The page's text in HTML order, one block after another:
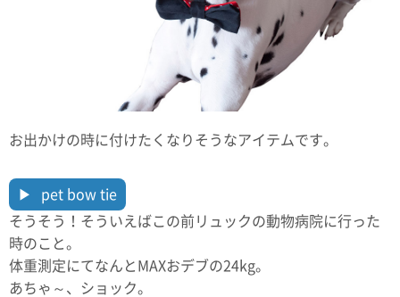
お出かけの時に付けたくなりそうなアイテムです。
pet bow tie
そうそう！そういえばこの前リュックの動物病院に行った
時のこと。
体重測定にてなんとMAXおデブの24kg。
あちゃ～、ショック。